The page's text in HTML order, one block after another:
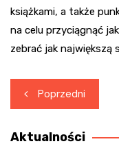
książkami, a także
na celu przyciągnąć
zebrać jak największą
Nawigacja
wpisu
Poprzedni
Aktualności